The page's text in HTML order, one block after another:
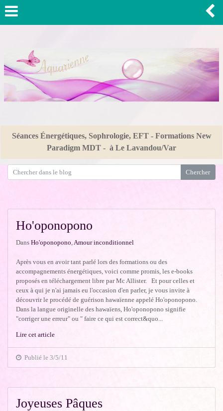
Séances Énergétiques, Sophrologie, EFT - Formations New
Paradigm MDT - à Le Lavandou/Var
Ho'oponopono
DansHo'oponopono,Amour inconditionnel
Après vous en avoir tant parlé lors des formations ou des
accompagnements énergétiques, voici comme promis, les e-books
proposés en téléchargement libre par Mc Allister. Et pour celles et
ceux à qui je n'ai jamais eu l'occasion d'en parler, je vous invite à
découvrir le procédé de guérison hawaïenne appelé Ho'oponopono.
Dans la langue originelle des hawaïens, Ho'oponopono signifie
"corriger une erreur" ou " faire ce qui est correct&quo...
Lire cet article
Publié le 3/5/11
Joyeuses Pâques